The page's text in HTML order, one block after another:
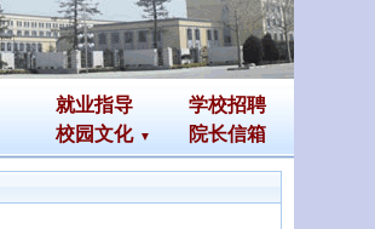
就业指导
学校招聘
校园文化 院长信箱